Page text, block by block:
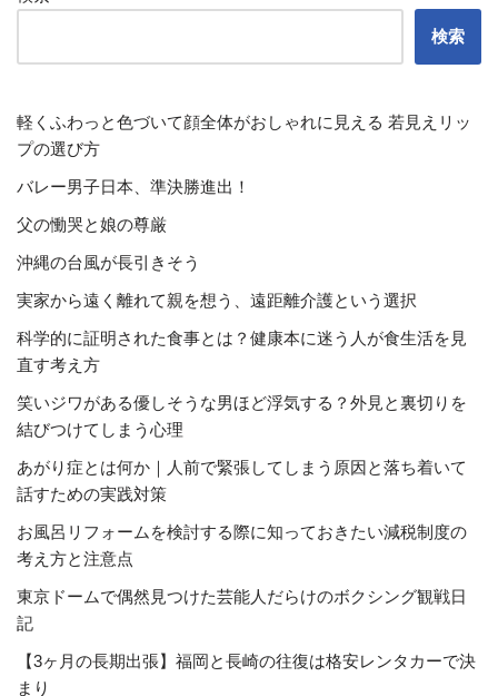
検索
軽くふわっと色づいて顔全体がおしゃれに見える 若見えリッ
プの選び方
バレー男子日本、準決勝進出！
父の慟哭と娘の尊厳
沖縄の台風が長引きそう
実家から遠く離れて親を想う、遠距離介護という選択
科学的に証明された食事とは？健康本に迷う人が食生活を見
直す考え方
笑いジワがある優しそうな男ほど浮気する？外見と裏切りを
結びつけてしまう心理
あがり症とは何か｜人前で緊張してしまう原因と落ち着いて
話すための実践対策
お風呂リフォームを検討する際に知っておきたい減税制度の
考え方と注意点
東京ドームで偶然見つけた芸能人だらけのボクシング観戦日
記
【3ヶ月の長期出張】福岡と長崎の往復は格安レンタカーで決
まり